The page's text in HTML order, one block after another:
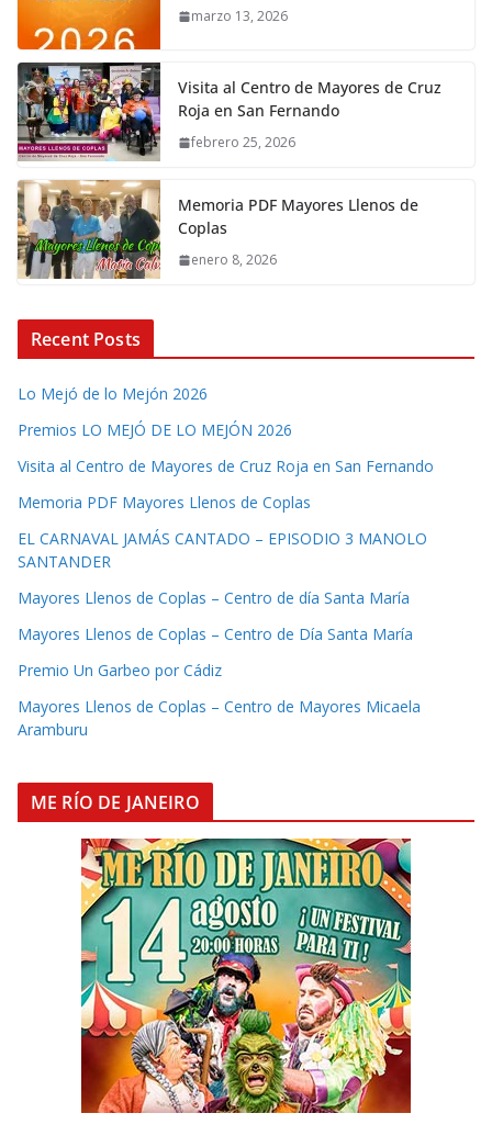
marzo 13, 2026
Visita al Centro de Mayores de Cruz
Roja en San Fernando
febrero 25, 2026
Memoria PDF Mayores Llenos de
Coplas
enero 8, 2026
Recent Posts
Lo Mejó de lo Mejón 2026
Premios LO MEJÓ DE LO MEJÓN 2026
Visita al Centro de Mayores de Cruz Roja en San Fernando
Memoria PDF Mayores Llenos de Coplas
EL CARNAVAL JAMÁS CANTADO – EPISODIO 3 MANOLO
SANTANDER
Mayores Llenos de Coplas – Centro de día Santa María
Mayores Llenos de Coplas – Centro de Día Santa María
Premio Un Garbeo por Cádiz
Mayores Llenos de Coplas – Centro de Mayores Micaela
Aramburu
ME RÍO DE JANEIRO